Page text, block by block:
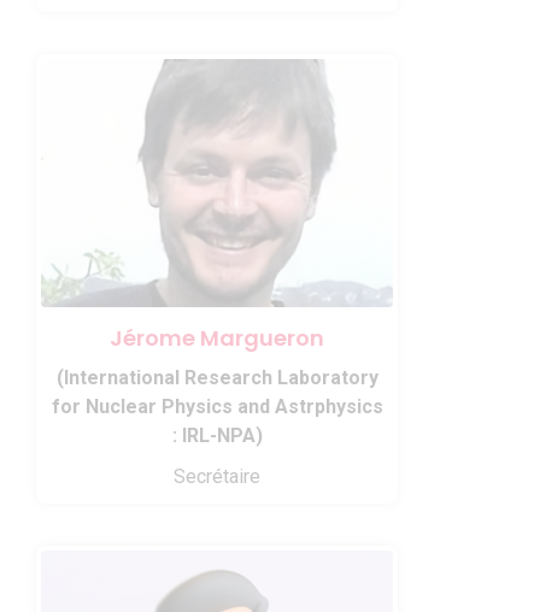
Jérome Margueron
(International Research Laboratory
for Nuclear Physics and Astrphysics
: IRL-NPA)
Secrétaire